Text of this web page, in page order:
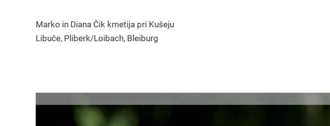
Marko in Diana Čik kmetija pri Kušeju
Libuče, Pliberk/Loibach, Bleiburg